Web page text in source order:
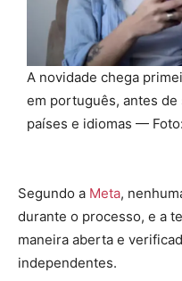
A novidade chega
em português, antes
países e idiomas —
Segundo a Meta,
durante o processo, e a
maneira aberta e
independentes.